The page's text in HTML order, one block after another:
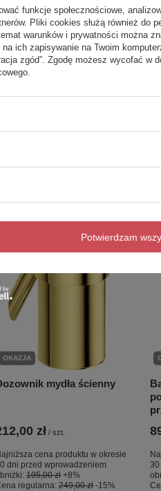
OKAZJA
mydła ścienny
zł / szt.
cena produktu w okresie
dni przed wprowadzeniem
195,00 zł +8%
regularna: 249,00 zł -15%
30
funkcje społecznościowe,
Pliki cookies służą również do
warunków i prywatności można
ich zapisywanie na Twoim
zgód”. Zgodę możesz wycofać w
Potwierdzam